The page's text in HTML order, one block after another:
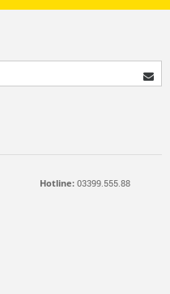
Hotline: 03399.555.88